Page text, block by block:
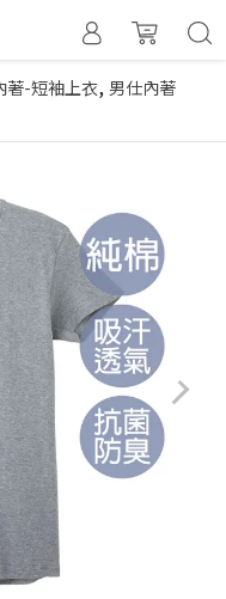
著-短袖上衣, 男仕內著